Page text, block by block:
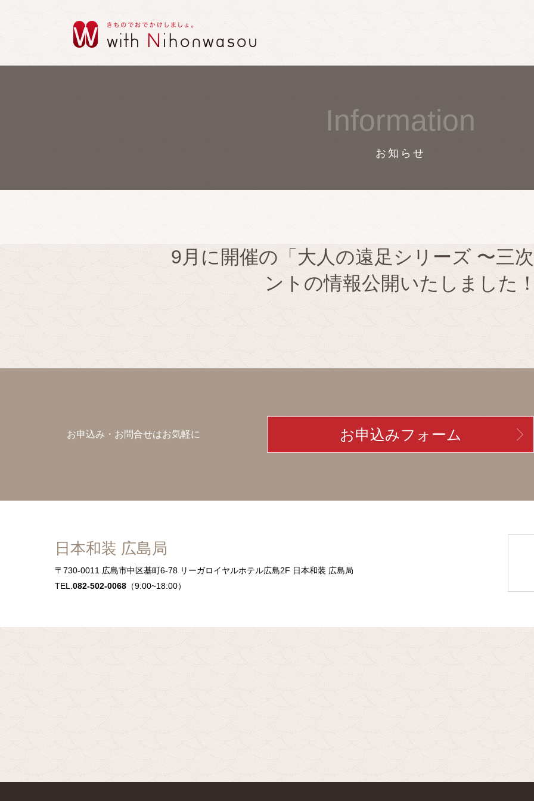
Information
お知らせ
9月に開催の「大人の遠足シリーズ 〜三
ントの情報公開いたしました
お申込み・お問合せはお気軽に お申込みフォーム
日本和装 広島局
〒730-0011 広島市中区基町6-78 リーガロイヤルホテル広島2F 日本和装 広島局
TEL. 082-502-0068 （9:00~18:00）